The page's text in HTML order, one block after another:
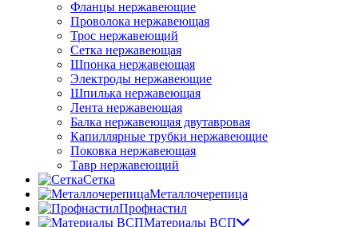
Фланцы нержавеющие
Проволока нержавеющая
Трос нержавеющий
Сетка нержавеющая
Шпонка нержавеющая
Электроды нержавеющие
Шпилька нержавеющая
Лента нержавеющая
Балка нержавеющая двутавровая
Капиллярные трубки нержавеющие
Поковка нержавеющая
Тавр нержавеющий
Сетка
Металлочерепица
Профнастил
Материалы ВСП